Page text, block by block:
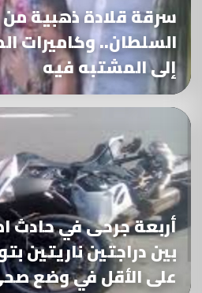
سرقة قلادة ذهبية من
السلطان.. وكاميرات
إلى المشتبه فيه
أربعة جرحى في حادث
بين دراجتين ناريتين
على الأقل في وضع